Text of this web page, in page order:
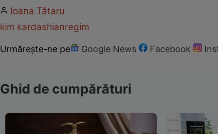
Ioana Tătaru
kim kardashianregim
Urmărește-ne pe Google News Facebook
Ghid de cumpărături